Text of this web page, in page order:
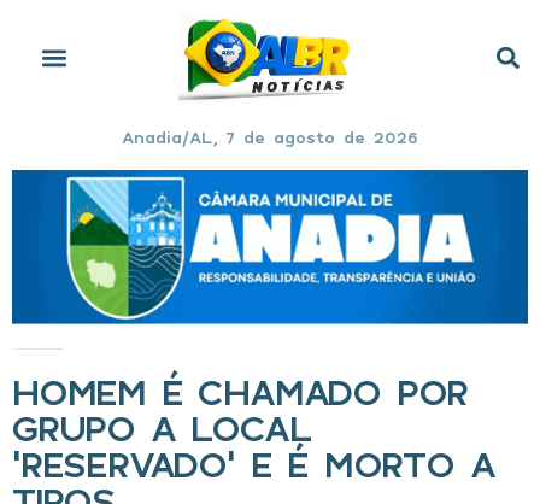
Anadia/AL, 7 de agosto de 2026
HOMEM É CHAMADO POR
GRUPO A LOCAL
‘RESERVADO’ E É MORTO A